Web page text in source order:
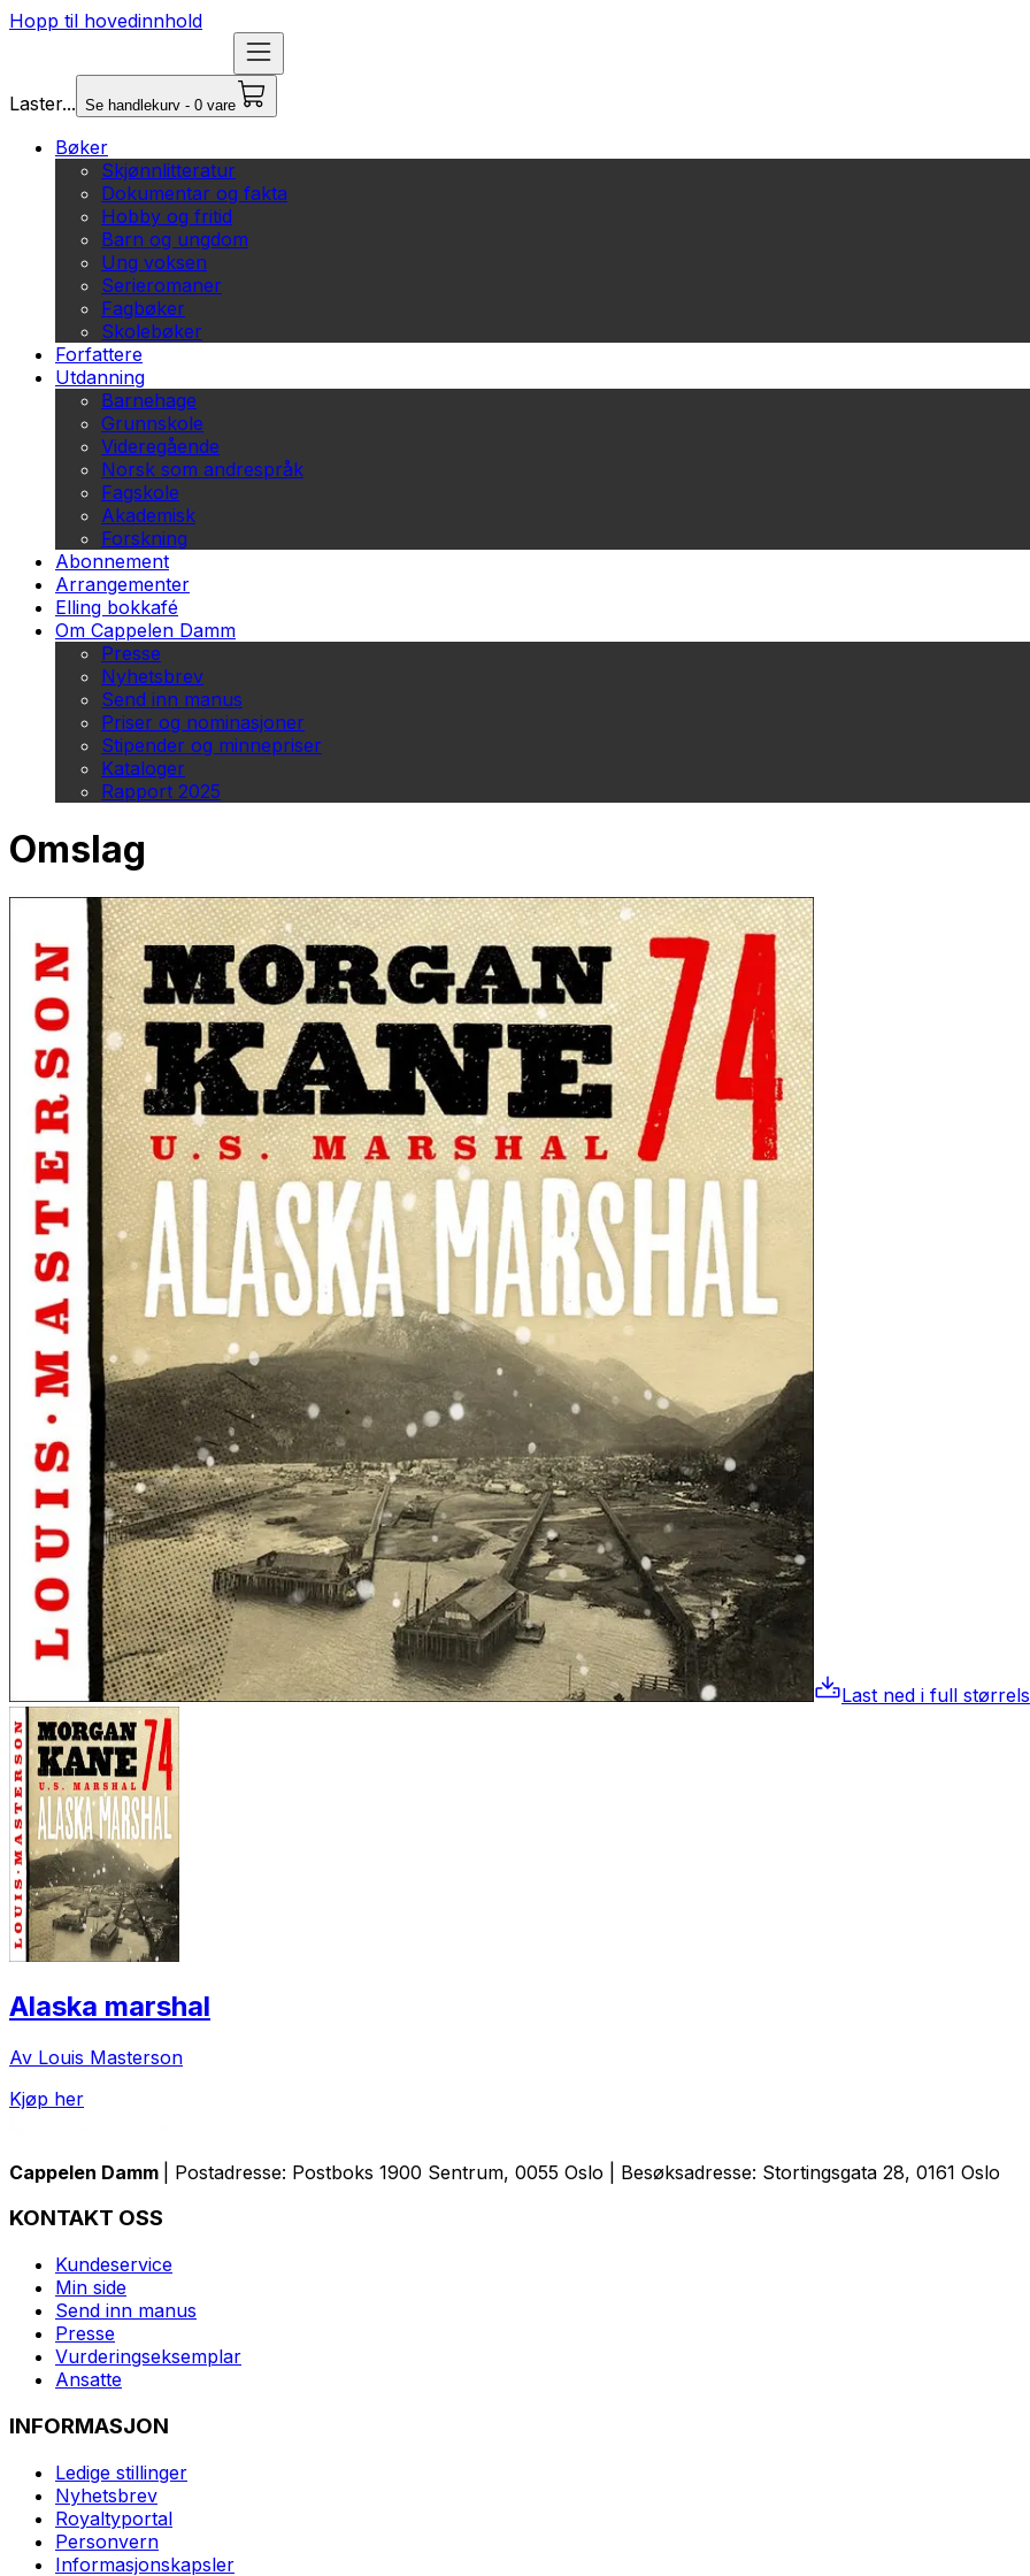
Hopp til hovedinnhold
Laster... Se handlekurv - 0 vare
Bøker
Skjønnlitteratur
Dokumentar og fakta
Hobby og fritid
Barn og ungdom
Ung voksen
Serieromaner
Fagbøker
Skolebøker
Forfattere
Utdanning
Barnehage
Grunnskole
Videregående
Norsk som andrespråk
Fagskole
Akademisk
Forskning
Abonnement
Arrangementer
Elling bokkafé
Om Cappelen Damm
Presse
Nyhetsbrev
Send inn manus
Priser og nominasjoner
Stipender og minnepriser
Kataloger
Rapport 2025
Omslag
Last ned i full
Alaska marshal
Av Louis Masterson
Kjøp her
Cappelen Damm | Postadresse: Postboks 1900 Sentrum, 0055 Oslo | Besøksadresse: Stortingsgata 28, 0161 Oslo
KONTAKT OSS
Kundeservice
Min side
Send inn manus
Presse
Vurderingseksemplar
Ansatte
INFORMASJON
Ledige stillinger
Nyhetsbrev
Royaltyportal
Personvern
Informasjonskapsler